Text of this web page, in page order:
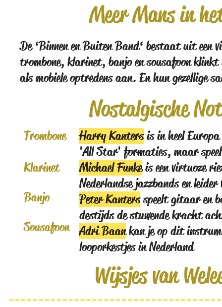
Meer Mans in
De ‘Binnen en Buiten Band‘ bestaat uit een
trombone, klarinet, banjo en sousafoon
als mobiele optredens aan. En hun gezellige
Nostalgische
Harry Kantersis in heel
'All Star' formaties, maar
Michael Funkeis een virtuoze
Nederlandse jazzbands en
Peter Kantersspeelt gitaar en
destijds de stuwende kracht
Adri Baankan je op dit
looporkestjes in Nederland
Trombone
Klarinet
Banjo
Sousafoon
Wijsjes van